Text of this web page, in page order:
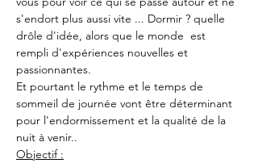
s'endort plus aussi vite ... Dormir ? quelle
drôle d'idée, alors que le monde  est
rempli d'expériences nouvelles et
passionnantes.
Et pourtant le rythme et le temps de
sommeil de journée vont être déterminant
pour l'endormissement et la qualité de la
nuit à venir..
Objectif :